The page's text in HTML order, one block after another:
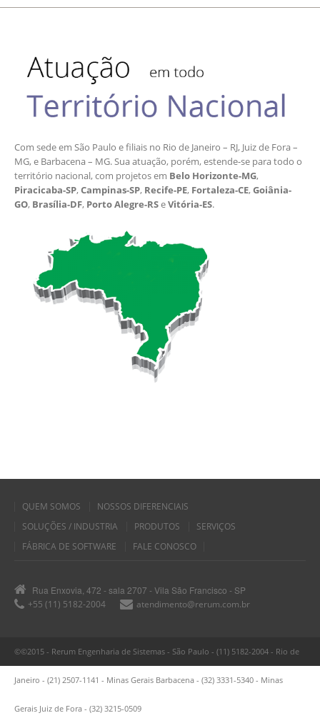
Com sede em São Paulo e filiais no Rio de Janeiro – RJ, Juiz de Fora –
MG, e Barbacena – MG. Sua atuação, porém, estende-se para todo o
território nacional, com projetos em Belo Horizonte-MG,
Piracicaba-SP,Campinas-SP, Recife-PE, Fortaleza-CE,Goiânia-
GO, Brasília-DF, Porto Alegre-RSeVitória-ES.
QUEM SOMOS
NOSSOS DIFERENCIAIS
SOLUÇÕES / INDUSTRIA
PRODUTOS
SERVIÇOS
FÁBRICA DE SOFTWARE
FALE CONOSCO
Rua Enxovia, 472 - sala 2707 - Vila São Francisco - SP
+55 (11) 5182-2004
atendimento@rerum.com.br
©©2015 - Rerum Engenharia de Sistemas - São Paulo - (11) 5182-2004 - Rio de
Janeiro - (21) 2507-1141 - Minas Gerais Barbacena - (32) 3331-5340 - Minas
Gerais Juiz de Fora - (32) 3215-0509